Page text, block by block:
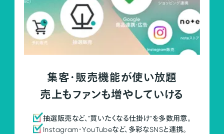
集客・販売機能が使い放題
売上もファンも増やしていける
抽選販売など、"買いたくなる仕掛け"を多数用意。
Instagram・YouTubeなど、多彩なSNSと連携。